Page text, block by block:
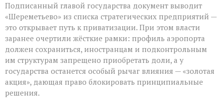
Подписанный главой государства документ выводит
«Шереметьево» из списка стратегических предприятий —
это открывает путь к приватизации. При этом власти
заранее очертили жёсткие рамки: профиль аэропорта
должен сохраниться, иностранцам и подконтрольным
им структурам запрещено приобретать доли, а у
государства останется особый рычаг влияния — «золотая
акция», дающая право блокировать принципиальные
решения.